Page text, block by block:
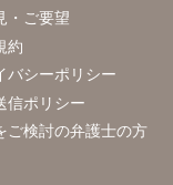
とめ、主治医に簡潔
ることをお勧めいた
・ご要望
約
バシーポリシー
信ポリシー
ご検討の弁護士の方